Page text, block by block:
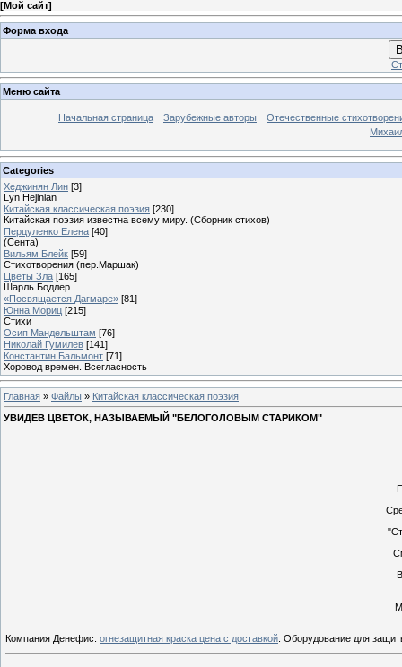
[Мой сайт]
Форма входа
Меню сайта
Начальная страница Зарубежные авторы
Отечественные
Categories
Хеджинян Лин [3]
Lyn Hejinian
Китайская классическая поэзия [230]
Китайская поэзия известна всему миру. (Сборник стихов)
Перцуленко Елена [40]
(Сента)
Вильям Блейк [59]
Стихотворения (пер.Маршак)
Цветы Зла [165]
Шарль Бодлер
«Посвящается Дагмаре» [81]
Юнна Мориц [215]
Стихи
Осип Мандельштам [76]
Николай Гумилев [141]
Константин Бальмонт [71]
Хоровод времен. Всегласность
Главная » Файлы » Китайская классическая поэзия
УВИДЕВ ЦВЕТОК, НАЗЫВАЕМЫЙ "БЕЛОГОЛОВЫМ СТАРИКОМ"
Компания Денефис: огнезащитная краска цена с доставкой . Оборудование для